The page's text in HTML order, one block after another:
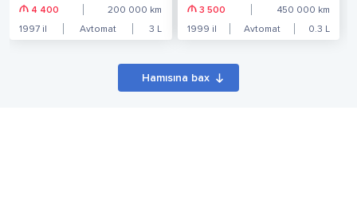
4 400 200 000 km
1997 il Avtomat 3 L
3 500 450 000 km
1999 il Avtomat 0.3 L
Hamısına bax